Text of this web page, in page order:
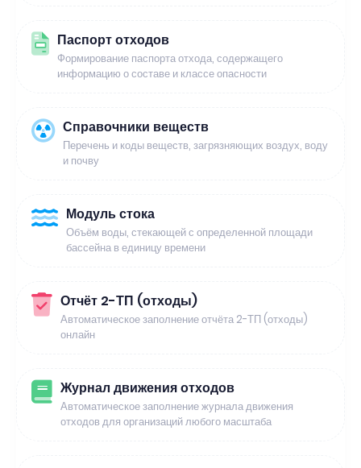
Паспорт отходов
Формирование паспорта отхода, содержащего
информацию о составе и классе опасности
Справочники веществ
Перечень и коды веществ, загрязняющих воздух, воду
и почву
Модуль стока
Объём воды, стекающей с определенной площади
бассейна в единицу времени
Отчёт 2-ТП (отходы)
Автоматическое заполнение отчёта 2-ТП (отходы)
онлайн
Журнал движения отходов
Автоматическое заполнение журнала движения
отходов для организаций любого масштаба